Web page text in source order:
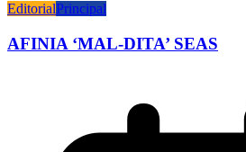
EditorialPrincipal
AFINIA ‘MAL-DITA’ SEAS